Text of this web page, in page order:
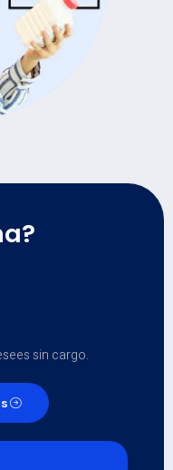
sin cargo.